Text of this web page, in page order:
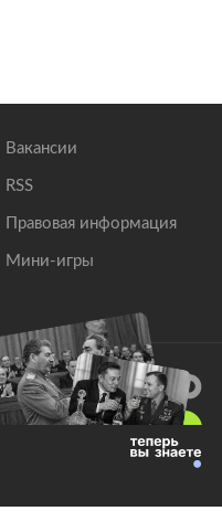
Вакансии
RSS
Правовая информация
Мини-игры
защищены.